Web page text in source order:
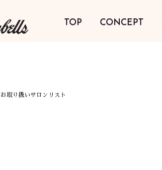
TOP CONCEPT
お取り扱いサロンリスト